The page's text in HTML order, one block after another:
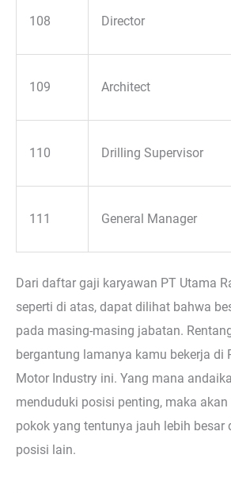
108 Director
109 Architect
110 Drilling Supervisor
111 General Manager
Dari daftar gaji karyawan PT Utama
seperti di atas, dapat dilihat bahwa
pada masing-masing jabatan.
bergantung lamanya kamu bekerja di
Motor Industry ini. Yang mana
menduduki posisi penting, maka
pokok yang tentunya jauh lebih besar
posisi lain.